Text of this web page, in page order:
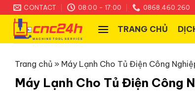
Skip
to
content
CONTACT 08:00 - 17:00 0868.460.260
TRANG CHỦ
Trang chủ » Máy Lạnh Cho Tủ Điện Công
Máy Lạnh Cho Tủ Điện Công